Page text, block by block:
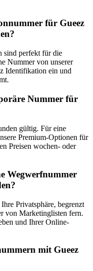
für Gueez
sind perfekt für die
Nummer von unserer
Identifikation ein und
Nummer für
gültig. Für eine
Premium-Optionen für
Preisen wochen- oder
Wegwerfnummer
Privatsphäre, begrenzt
von Marketinglisten fern.
und Ihrer Online-
mit Gueez